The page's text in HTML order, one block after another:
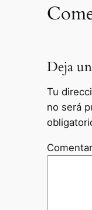
Deja
Tu
no será